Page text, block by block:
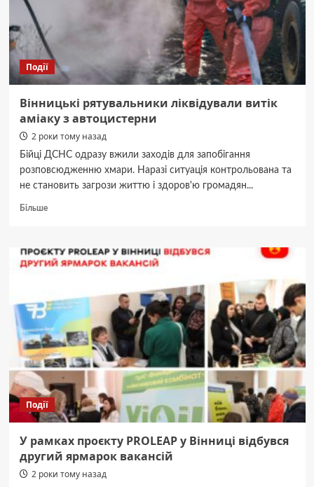
Події
Вінницькі рятувальники ліквідували витік
аміаку з автоцистерни
2 роки тому назад
Бійці ДСНС одразу вжили заходів для запобігання
розповсюдженню хмари. Наразі ситуація контрольована та
не становить загрози життю і здоров'ю громадян...
БільшеДокладніше
ліквідували
з
автоцистерни
Події
У рамках проєкту PROLEAP у Вінниці відбувся
другий ярмарок вакансій
2 роки тому назад